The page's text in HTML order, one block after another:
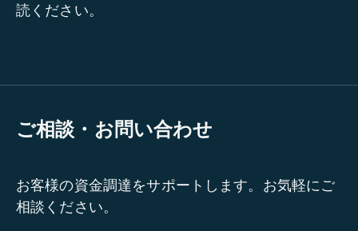
読ください。
ご相談・お問い合わせ
お客様の資金調達をサポートします。お気軽にご
相談ください。